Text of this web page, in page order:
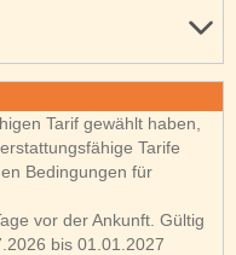
Tarif gewählt haben,
Tarife
Bedingungen für
vor der Ankunft. Gültig
bis 01.01.2027